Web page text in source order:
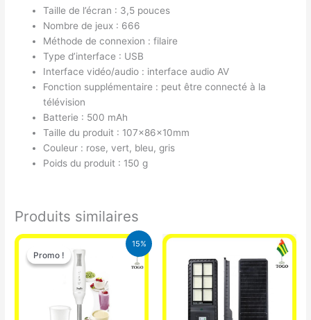
Taille de l’écran : 3,5 pouces
Nombre de jeux : 666
Méthode de connexion : filaire
Type d’interface : USB
Interface vidéo/audio : interface audio AV
Fonction supplémentaire : peut être connecté à la
télévision
Batterie : 500 mAh
Taille du produit : 107x86x10mm
Couleur : rose, vert, bleu, gris
Poids du produit : 150 g
Produits similaires
15%
Promo !
Promo !
Le
prix
initial
était :
12.900 CFA.
Le